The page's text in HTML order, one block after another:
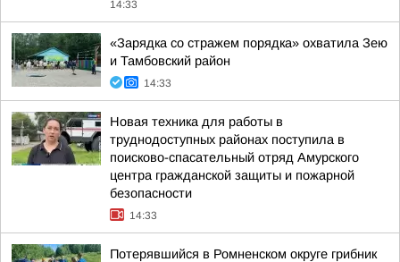
14:33
«Зарядка со стражем порядка» охватила Зею
и Тамбовский район
14:33
Новая техника для работы в
труднодоступных районах поступила в
поисково-спасательный отряд Амурского
центра гражданской защиты и пожарной
безопасности
14:33
Потерявшийся в Ромненском округе грибник